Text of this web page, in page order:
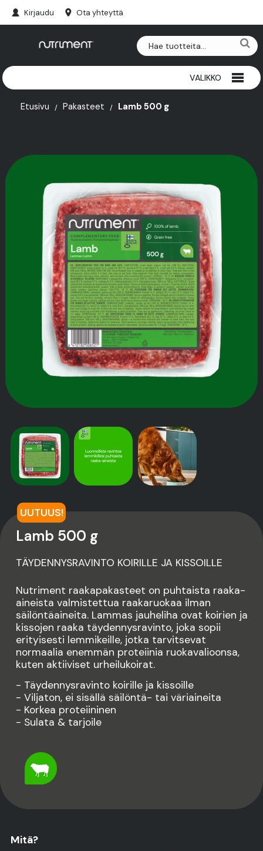
Kirjaudu Ota yhteyttä
VALIKKO
RIISTAPURULUUT
PAKASTEET
SARVET
LISÄRAVINTEET
TARINAMME
Etusivu Pakasteet Lamb 500 g
UUTUUS!
Lamb 500 g
TÄYDENNYSRAVINTO KOIRILLE JA KISSOILLE
Nutriment raakapakasteet on puhtaista raaka-
aineista valmistettua raakaruokaa ilman
säilöntäaineita. Lammas jauheliha ovat koirien ja
kissojen raaka täydennysravinto, joka sopii
erityisesti lemmikeille, jotka tarvitsevat
normaalia enemmän proteiinia ruokavalioonsa,
kuten aktiiviset urheilukoirat.
- Täydennysravinto koirille ja kissoille
- Viljaton, ei sisällä säilöntä- tai väriaineita
- Korkea proteiininen
- Sulata & tarjoile
Mitä?